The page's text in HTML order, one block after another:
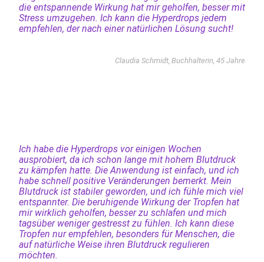
die entspannende Wirkung hat mir geholfen, besser mit
Stress umzugehen. Ich kann die Hyperdrops jedem
empfehlen, der nach einer natürlichen Lösung sucht!
Claudia Schmidt, Buchhalterin, 45 Jahre
Ich habe die Hyperdrops vor einigen Wochen
ausprobiert, da ich schon lange mit hohem Blutdruck
zu kämpfen hatte. Die Anwendung ist einfach, und ich
habe schnell positive Veränderungen bemerkt. Mein
Blutdruck ist stabiler geworden, und ich fühle mich viel
entspannter. Die beruhigende Wirkung der Tropfen hat
mir wirklich geholfen, besser zu schlafen und mich
tagsüber weniger gestresst zu fühlen. Ich kann diese
Tropfen nur empfehlen, besonders für Menschen, die
auf natürliche Weise ihren Blutdruck regulieren
möchten.